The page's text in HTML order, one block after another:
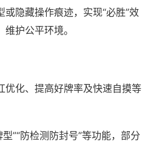
隐藏操作痕迹，实现“必胜”效
护公平环境。
优化、提高好牌率及快速自摸等
”“防检测防封号”等功能，部分